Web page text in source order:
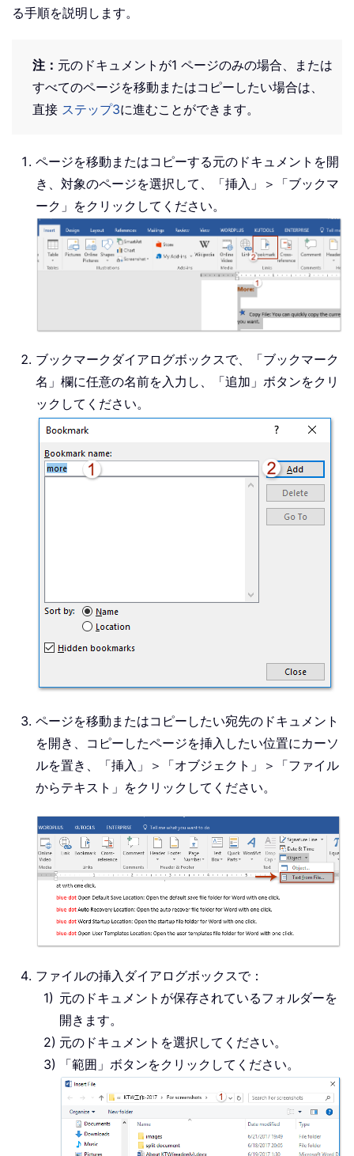
る手順を説明します。
注： 元のドキュメントが1 ページのみの場合、または
すべてのページを移動またはコピーしたい場合は、
直接 ステップ3に進むことができます。
ページを移動またはコピーする元のドキュメントを開
き、対象のページを選択して、「挿入」＞「ブックマ
ーク」をクリックしてください。
ブックマークダイアログボックスで、「ブックマーク
名」欄に任意の名前を入力し、「追加」ボタンをクリ
ックしてください。
ページを移動またはコピーしたい宛先のドキュメント
を開き、コピーしたページを挿入したい位置にカーソ
ルを置き、「挿入」＞「オブジェクト」＞「ファイル
からテキスト」をクリックしてください。
ファイルの挿入ダイアログボックスで：
元のドキュメントが保存されているフォルダーを
開きます。
元のドキュメントを選択してください。
「範囲」ボタンをクリックしてください。